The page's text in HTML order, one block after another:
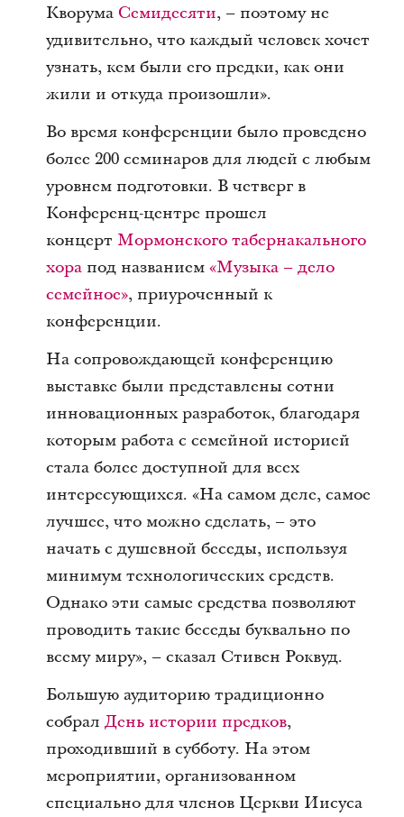
Кворума Семидесяти, – поэтому не
удивительно, что каждый человек хочет
узнать, кем были его предки, как они
жили и откуда произошли».
Во время конференции было проведено
более 200 семинаров для людей с любым
уровнем подготовки. В четверг в
Конференц-центре прошел
концерт Мормонского табернакального
хорапод названием «Музыка – дело
семейное», приуроченный к
конференции.
На сопровождающей конференцию
выставке были представлены сотни
инновационных разработок, благодаря
которым работа с семейной историей
стала более доступной для всех
интересующихся. «На самом деле, самое
лучшее, что можно сделать, – это
начать с душевной беседы, используя
минимум технологических средств.
Однако эти самые средства позволяют
проводить такие беседы буквально по
всему миру», – сказал Стивен Роквуд.
Большую аудиторию традиционно
собрал День истории предков,
проходивший в субботу. На этом
мероприятии, организованном
специально для членов Церкви Иисуса